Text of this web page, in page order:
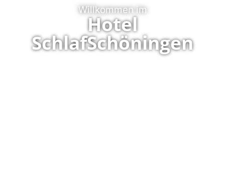
Willkommen im
Hotel
SchlafSchöningen